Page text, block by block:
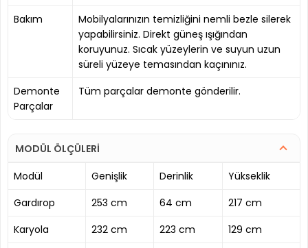
Bakım
Mobilyalarınızın temizliğini nemli bezle silerek
yapabilirsiniz. Direkt güneş ışığından
koruyunuz. Sıcak yüzeylerin ve suyun uzun
süreli yüzeye temasından kaçınınız.
Demonte
Parçalar
Tüm parçalar demonte gönderilir.
MODÜL ÖLÇÜLERİ
Modül
Genişlik Derinlik
Yükseklik
Gardırop
253 cm 64 cm
217 cm
Karyola
232 cm 223 cm
129 cm